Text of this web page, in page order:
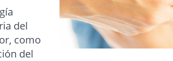
del
como
del